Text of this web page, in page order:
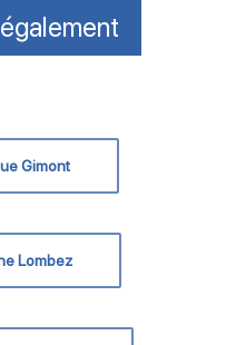
Gimont
Lombez